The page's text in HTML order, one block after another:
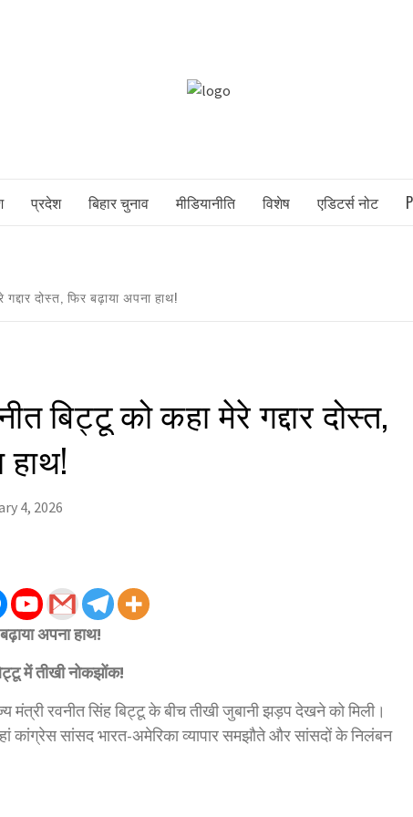
प्रदेश बिहार चुनाव मीडियानीति विशेष एडिटर्स नोट
दोस्त, फिर बढ़ाया अपना हाथ!
बिट्टू को कहा मेरे गद्दार दोस्त,
हाथ!
4, 2026
अपना हाथ!
में तीखी नोकझोंक!
मंत्री रवनीत सिंह बिट्टू के बीच तीखी जुबानी झड़प देखने को मिली।
कांग्रेस सांसद भारत-अमेरिका व्यापार समझौते और सांसदों के निलंबन